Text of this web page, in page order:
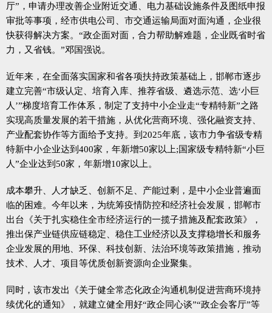
厅”，申请办理改善企业附近交通、电力基础设施条件及图纸申报
审批等事项，经市供电公司、市交通运输局面对面沟通，企业很
快获得解决方案。“政企面对面，合力帮助解难题，企业既省时省
力，又省钱。”邓国强说。
近年来，在全面落实国家和省各项扶持政策基础上，邯郸市逐步
建立完善“市级认定、培育入库、推荐省级、遴选示范、选‘小巨
人’”梯度培育工作体系，制定了支持中小企业走“专精特新”之路
实现高质量发展的若干措施，从优化营商环境、强化融资支持、
产业配套协作等方面给予支持。到2025年底，该市力争省级专精
特新中小企业达到400家，年新增50家以上;国家级专精特新“小巨
人”企业达到50家，年新增10家以上。
成本攀升、人才缺乏、创新不足、产能过剩，是中小企业普遍面
临的困难。今年以来，为统筹疫情防控和经济社会发展，邯郸市
出台《关于扎实稳住全市经济运行的一揽子措施及配套政策》，
推出保产业链供应链稳定、稳住工业经济以及支撑稳增长和服务
企业发展的用地、环保、科技创新、法治环境等政策措施，推动
技术、人才、项目等优质创新资源向企业聚集。
同时，该市发出《关于健全常态化政企沟通机制促进营商环境持
续优化的通知》，就建立健全用好“政企同心谈”“政企会客厅”等